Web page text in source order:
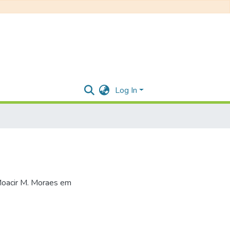
Log In
M. Moraes em